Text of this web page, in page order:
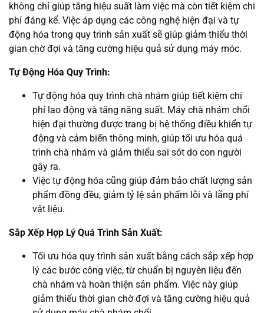
không chỉ giúp tăng hiệu suất làm việc mà còn tiết kiệm chi
phí đáng kể. Việc áp dụng các công nghệ hiện đại và tự
động hóa trong quy trình sản xuất sẽ giúp giảm thiểu thời
gian chờ đợi và tăng cường hiệu quả sử dụng máy móc.
Tự Động Hóa Quy Trình:
Tự động hóa quy trình chà nhám giúp tiết kiệm chi
phí lao động và tăng năng suất. Máy chà nhám chổi
hiện đại thường được trang bị hệ thống điều khiển tự
động và cảm biến thông minh, giúp tối ưu hóa quá
trình chà nhám và giảm thiểu sai sót do con người
gây ra.
Việc tự động hóa cũng giúp đảm bảo chất lượng sản
phẩm đồng đều, giảm tỷ lệ sản phẩm lỗi và lãng phí
vật liệu.
Sắp Xếp Hợp Lý Quá Trình Sản Xuất:
Tối ưu hóa quy trình sản xuất bằng cách sắp xếp hợp
lý các bước công việc, từ chuẩn bị nguyên liệu đến
chà nhám và hoàn thiện sản phẩm. Việc này giúp
giảm thiểu thời gian chờ đợi và tăng cường hiệu quả